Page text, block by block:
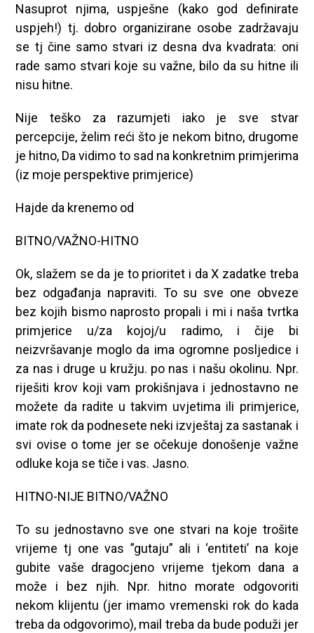
Nasuprot njima, uspješne (kako god definirate
uspjeh!) tj. dobro organizirane osobe zadržavaju
se tj čine samo stvari iz desna dva kvadrata: oni
rade samo stvari koje su važne, bilo da su hitne ili
nisu hitne.
Nije teško za razumjeti iako je sve stvar
percepcije, želim reći što je nekom bitno, drugome
je hitno, Da vidimo to sad na konkretnim primjerima
(iz moje perspektive primjerice)
Hajde da krenemo od
BITNO/VAŽNO-HITNO
Ok, slažem se da je to prioritet i da X zadatke treba
bez odgađanja napraviti. To su sve one obveze
bez kojih bismo naprosto propali i mi i naša tvrtka
primjerice u/za kojoj/u radimo, i čije bi
neizvršavanje moglo da ima ogromne posljedice i
za nas i druge u kružju. po nas i našu okolinu. Npr.
riješiti krov koji vam prokišnjava i jednostavno ne
možete da radite u takvim uvjetima ili primjerice,
imate rok da podnesete neki izvještaj za sastanak i
svi ovise o tome jer se očekuje donošenje važne
odluke koja se tiče i vas. Jasno.
HITNO-NIJE BITNO/VAŽNO
To su jednostavno sve one stvari na koje trošite
vrijeme tj one vas ”gutaju” ali i ‘entiteti’ na koje
gubite vaše dragocjeno vrijeme tjekom dana a
može i bez njih. Npr. hitno morate odgovoriti
nekom klijentu (jer imamo vremenski rok do kada
treba da odgovorimo), mail treba da bude poduži jer